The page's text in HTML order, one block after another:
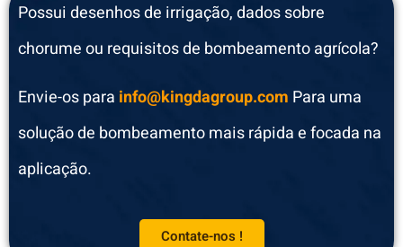
Possui desenhos de irrigação, dados sobre
chorume ou requisitos de bombeamento agrícola?
Envie-os para info@kingdagroup.com Para uma
solução de bombeamento mais rápida e focada na
aplicação.
Contate-nos !